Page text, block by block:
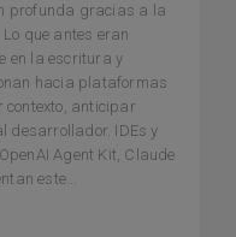
profunda gracias a la
que antes eran
en la escritura y
hacia plataformas
contexto, anticipar
desarrollador. IDEs y
Agent Kit, Claude
este...